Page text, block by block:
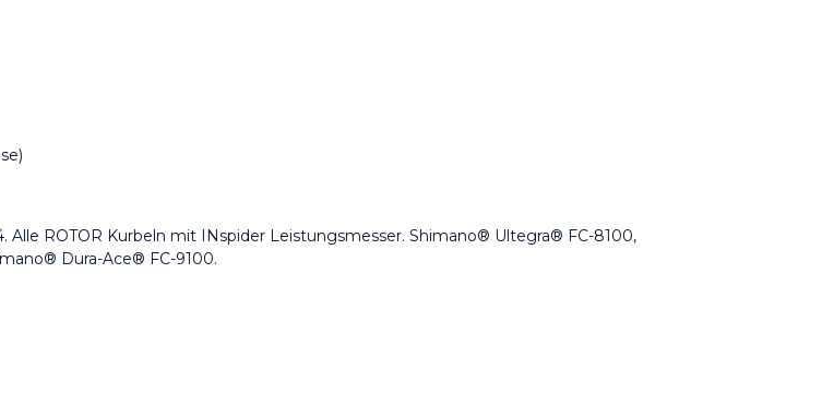
Alle ROTOR Kurbeln mit INspider Leistungsmesser. Shimano® Ultegra® FC-8100,
Dura-Ace® FC-9100.